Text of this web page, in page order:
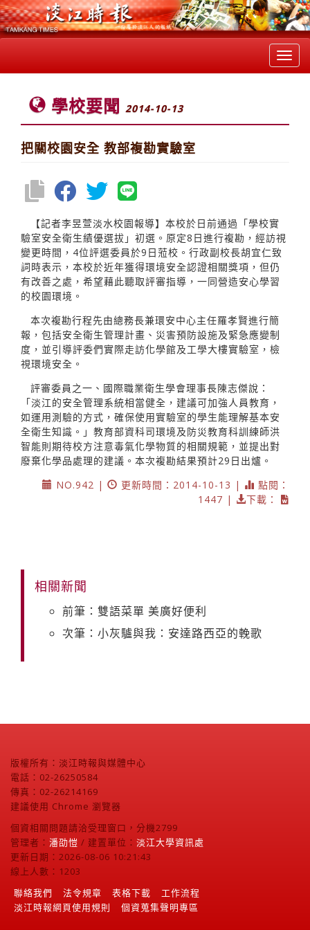
學校要聞 2014-10-13
把關校園安全 教部複勘實驗室
【記者李昱萱淡水校園報導】本校於日前通過「學校實
驗室安全衛生績優選拔」初選。原定8日進行複勘，經訪視
變更時間，4位評選委員於9日蒞校。行政副校長胡宜仁致
詞時表示，本校於近年獲得環境安全認證相關獎項，但仍
有改善之處，希望藉此聽取評審指導，一同營造安心學習
的校園環境。
本次複勘行程先由總務長兼環安中心主任羅孝賢進行簡
報，包括安全衛生管理計畫、災害預防設施及緊急應變制
度，並引導評委們實際走訪化學館及工學大樓實驗室，檢
視環境安全。
評審委員之一、國際職業衛生學會理事長陳志傑說：
「淡江的安全管理系統相當健全，建議可加強人員教育，
如運用測驗的方式，確保使用實驗室的學生能理解基本安
全衛生知識。」教育部資科司環境及防災教育科訓練師洪
智能則期待校方注意毒氣化學物質的相關規範，並提出對
廢棄化學品處理的建議。本次複勘結果預計29日出爐。
NO.942 |
更新時間：2014-10-13 |
點閱：
1447 |
下載：
相關新聞
前筆：雙語菜單 美廣好便利
次筆：小灰驢與我：安達路西亞的輓歌
版權所有：淡江時報與媒體中心
電話：02-26250584
傳真：02-26214169
建議使用 Chrome 瀏覽器
個資相關問題請洽受理窗口，分機2799
管理者： 潘劭愷 / 建置單位： 淡江大學資訊處
更新日期：2026-08-06 10:21:43
線上人數：1203
聯絡我們
法令規章 表格下載
工作流程
淡江時報網頁使用規則
個資蒐集聲明專區